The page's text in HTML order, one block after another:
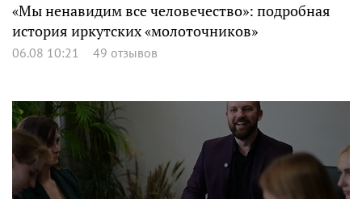
«Мы ненавидим все человечество»: подробная
история иркутских «молоточников»
06.08 10:21 49 отзывов